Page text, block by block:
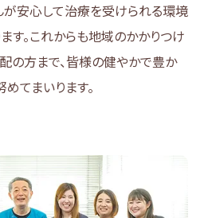
が安心して治療を受けられる環境
す。これからも地域のかかりつけ
の方まで、皆様の健やかで豊か
てまいります。